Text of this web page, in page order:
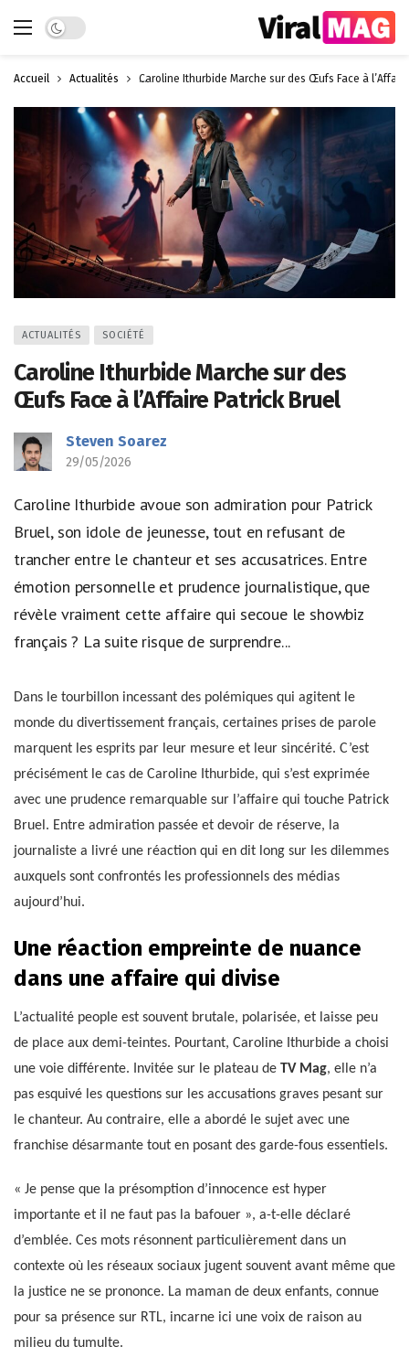
Dark mode
Accueil Actualités Caroline Ithurbide Marche sur des Œufs Face à
ACTUALITÉS SOCIÉTÉ
Caroline Ithurbide Marche sur des
Œufs Face à l’Affaire Patrick Bruel
Steven Soarez
29/05/2026
Caroline Ithurbide avoue son admiration pour Patrick
Bruel, son idole de jeunesse, tout en refusant de
trancher entre le chanteur et ses accusatrices. Entre
émotion personnelle et prudence journalistique, que
révèle vraiment cette affaire qui secoue le showbiz
français ? La suite risque de surprendre...
Dans le tourbillon incessant des polémiques qui agitent le
monde du divertissement français, certaines prises de parole
marquent les esprits par leur mesure et leur sincérité. C’est
précisément le cas de Caroline Ithurbide, qui s’est exprimée
avec une prudence remarquable sur l’affaire qui touche Patrick
Bruel. Entre admiration passée et devoir de réserve, la
journaliste a livré une réaction qui en dit long sur les dilemmes
auxquels sont confrontés les professionnels des médias
aujourd’hui.
Une réaction empreinte de nuance
dans une affaire qui divise
L’actualité people est souvent brutale, polarisée, et laisse peu
de place aux demi-teintes. Pourtant, Caroline Ithurbide a choisi
une voie différente. Invitée sur le plateau de TV Mag, elle n’a
pas esquivé les questions sur les accusations graves pesant sur
le chanteur. Au contraire, elle a abordé le sujet avec une
franchise désarmante tout en posant des garde-fous essentiels.
« Je pense que la présomption d’innocence est hyper
importante et il ne faut pas la bafouer », a-t-elle déclaré
d’emblée. Ces mots résonnent particulièrement dans un
contexte où les réseaux sociaux jugent souvent avant même que
la justice ne se prononce. La maman de deux enfants, connue
pour sa présence sur RTL, incarne ici une voix de raison au
milieu du tumulte.